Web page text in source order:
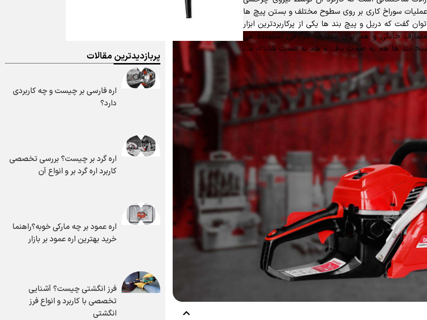
سوراخ کاری بر روی سطوح مختلف و بستن پیچ ها
گفت که دریل و پیچ بند ها یکی از پرکاربردترین ابزار
خانگی و هم برای مصارف کارگاهی استفاده می
بند ها هم به صورت برقی و هم به صورت شارژی می
پربازدیدترین مقالات
اره فارسی بر چیست و چه کاربردی
دارد؟
اره گرد بر چیست؟ بررسی تخصصی
کاربرد اره گرد بر و انواع آن
اره عمود بر چه مارکی خوبه؟راهنما
خرید بهترین اره عمود بر بازار
فرز انگشتی چیست؟ آشنایی
تخصصی با کاربرد و انواع فرز
انگشتی